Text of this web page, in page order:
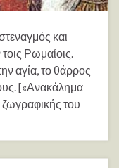
και
Ρωμαίοις.
αγία, το θάρρος
[«Ανακάλημα
του